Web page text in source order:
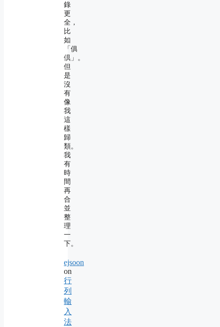
錄
更
全，
比
如
「俱
倶」。
但
是
沒
有
像
我
這
樣
歸
類。
我
有
時
間
再
合
並
整
理
一
下。
ejsoon
on
行
列
輸
入
法